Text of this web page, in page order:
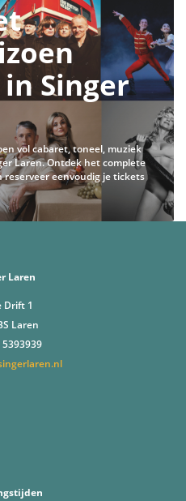
in Singer
vol cabaret, toneel, muziek
Laren. Ontdek het complete
reserveer eenvoudig je tickets
Laren
Drift 1
Laren
5393939